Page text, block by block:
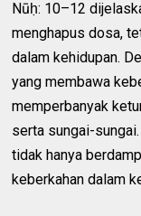
Nūḥ: 10–12
menghapus dosa,
dalam kehidupan.
yang membawa
memperbanyak
serta sungai-
tidak hanya
keberkahan dalam